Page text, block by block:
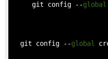
git config --global
git config --global